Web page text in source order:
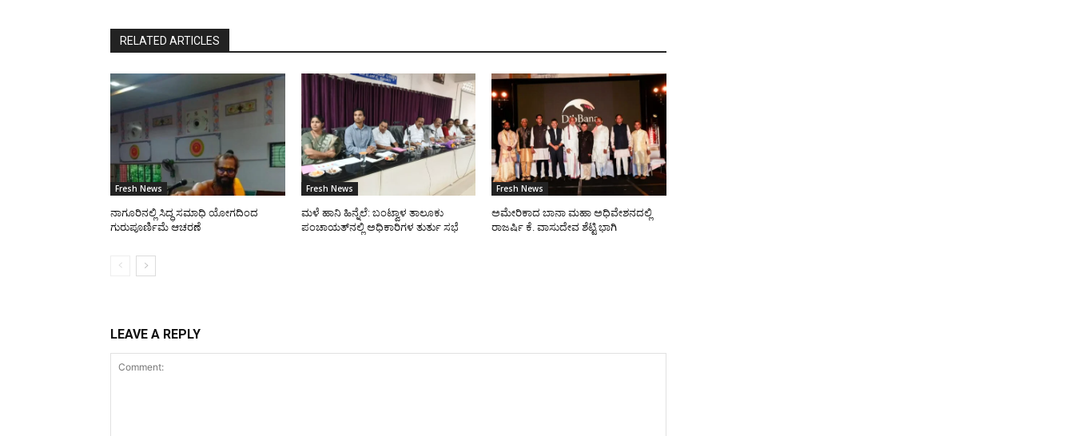
RELATED ARTICLES
Fresh News
ನಾಗೂರಿನಲ್ಲಿ ಸಿದ್ಧ ಸಮಾಧಿ ಯೋಗದಿಂದ
ಗುರುಪೂರ್ಣಿಮೆ ಆಚರಣೆ
Fresh News
ಮಳೆ ಹಾನಿ ಹಿನ್ನೆಲೆ: ಬಂಟ್ವಾಳ ತಾಲೂಕು
ಪಂಚಾಯತ್‌ನಲ್ಲಿ ಅಧಿಕಾರಿಗಳ ತುರ್ತು ಸಭೆ
Fresh News
ಅಮೇರಿಕಾದ ಬಾನಾ ಮಹಾ ಅಧಿವೇಶನದಲ್ಲಿ
ರಾಜರ್ಷಿ ಕೆ. ವಾಸುದೇವ ಶೆಟ್ಟಿ ಭಾಗಿ
LEAVE A REPLY